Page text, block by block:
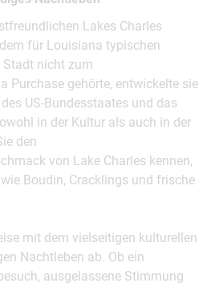
Lakes Charles
für Louisiana typischen
Stadt nicht zum
Purchase gehörte, entwickelte sie
US-Bundesstaates und das
in der Kultur als auch in der
den
von Lake Charles kennen,
Boudin, Cracklings und frische
mit dem vielseitigen kulturellen
Nachtleben ab. Ob ein
ausgelassene Stimmung